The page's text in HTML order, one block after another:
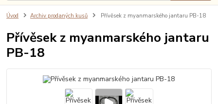
Úvod Archiv prodaných kusů Přívěsek z myanmarského jantaru PB-18
Přívěsek z myanmarského jantaru
PB-18